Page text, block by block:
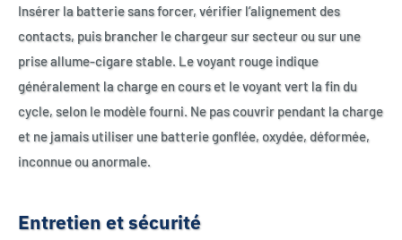
Insérer la batterie sans forcer, vérifier l’alignement des
contacts, puis brancher le chargeur sur secteur ou sur une
prise allume-cigare stable. Le voyant rouge indique
généralement la charge en cours et le voyant vert la fin du
cycle, selon le modèle fourni. Ne pas couvrir pendant la charge
et ne jamais utiliser une batterie gonflée, oxydée, déformée,
inconnue ou anormale.
Entretien et sécurité